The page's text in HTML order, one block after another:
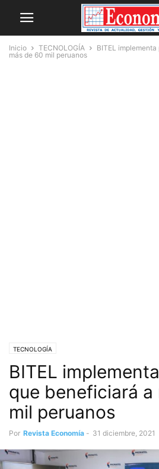
Inicio TECNOLOGÍA
BITEL
más de 60 mil peruanos
TECNOLOGÍA
BITEL
que beneficiará a
mil peruanos
Por Revista Economía - 31 diciembre, 2021